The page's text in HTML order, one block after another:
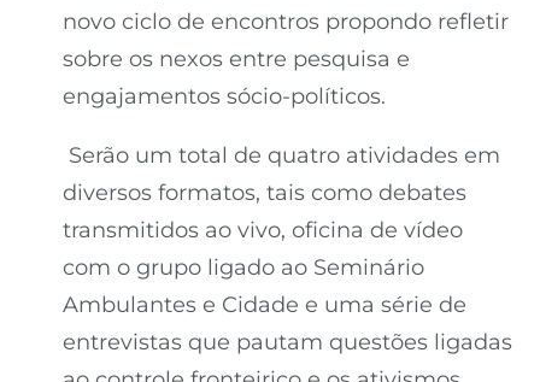
novo ciclo de encontros propondo refletir
sobre os nexos entre pesquisa e
engajamentos sócio-políticos.
Serão um total de quatro atividades em
diversos formatos, tais como debates
transmitidos ao vivo, oficina de vídeo
com o grupo ligado ao Seminário
Ambulantes e Cidade e uma série de
entrevistas que pautam questões ligadas